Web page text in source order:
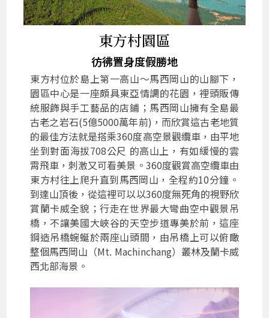
東方村園區
彷彿置身度假勝地
東方村位於島上第一高山～馬西岡山的山腳下，
園區中心是一座頗具東亞情調的花園，裡頭販傳
統服飾與手工藝品的店鋪；馬西岡山擁有全島最
古老之岩石(5億5000萬年前)，而欣賞這古老地質
的最佳方法就是搭乘360度高空景觀纜車，由平地
坐到對面海拔708公尺 的高山上，有如緩慢的雲
霄飛車，刺激又可看美景。360度觀賞高空纜車由
東方村往上爬升直到馬西岡山，全程約10分鐘。
到達山頂後，從這裡可以以360度無死角的視野欣
賞蘭卡威全貌；行走在世界最大彎曲空中觀景吊
橋，不讓美國大峽谷的天空步道專美於前，這座
鋼造吊橋蜿蜒於兩座山頭間，由吊橋上可以俯瞰
整個馬西岡山（Mt. Machinchang）叢林及蘭卡威
西北部海景。